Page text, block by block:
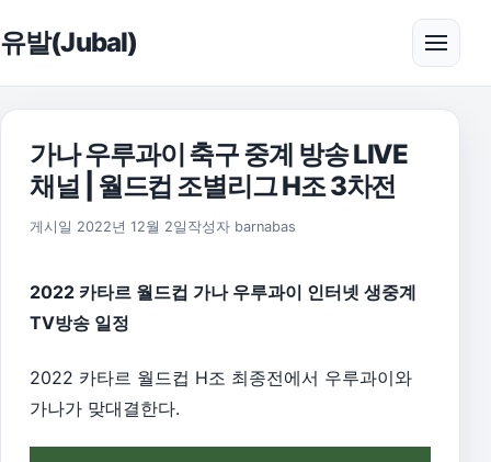
유발(Jubal) 메뉴
가나 우루과이 축구 중계 방송 LIVE
채널 | 월드컵 조별리그 H조 3차전
게시일 2022년 12월 2일 2026년 8월 1일
작성자 barnabas
2022 카타르 월드컵 가나 우루과이 인터넷 생중계
TV방송 일정
2022 카타르 월드컵 H조 최종전에서 우루과이와
가나가 맞대결한다.